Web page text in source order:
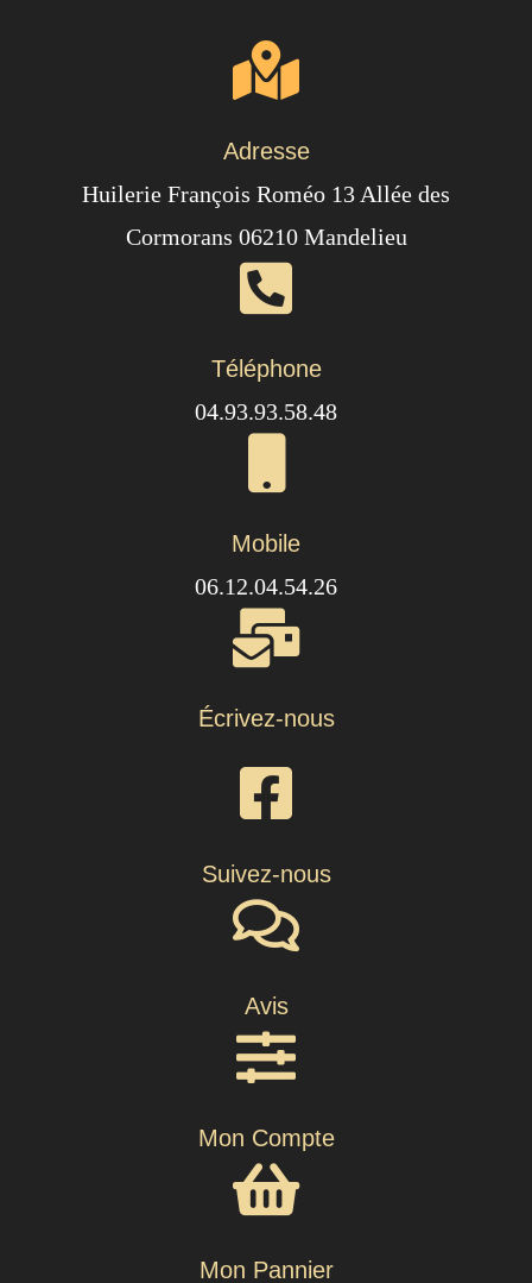
Adresse
Huilerie François Roméo 13 Allée des
Cormorans 06210 Mandelieu
Téléphone
04.93.93.58.48
Mobile
06.12.04.54.26
Écrivez-nous
Suivez-nous
Avis
Mon Compte
Mon Pannier